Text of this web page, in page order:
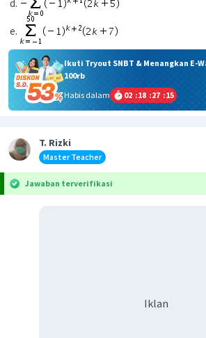
Ikuti Tryout SNBT & Menangkan E-
100rb
Habis dalam
02 :18 :27 :15
T. Rizki
Master Teacher
Jawaban terverifikasi
Iklan